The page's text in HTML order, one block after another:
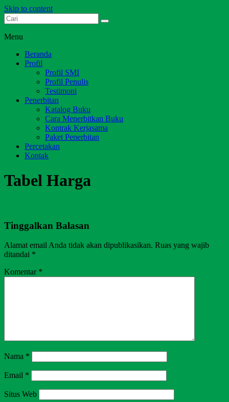
Skip to content
Dari Jambi untuk Indonesia
Menu
Beranda
Profil
Profil SMI
Profil Penulis
Testimoni
Penerbitan
Katalog Buku
Cara Menerbitkan Buku
Kontrak Kerjasama
Paket Penerbitan
Percetakan
Kontak
Tabel Harga
Tinggalkan Balasan
Alamat email Anda tidak akan dipublikasikan. Ruas yang wajib
ditandai *
Komentar *
Nama *
Email *
Situs Web